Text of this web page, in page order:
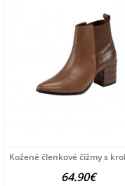
Kožené členkové čižmy s
64.90€